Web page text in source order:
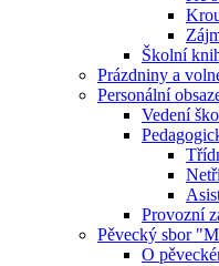
Školní
Prázdniny a
Personální
Vedení
Provozní
Pěvecký sbor
O